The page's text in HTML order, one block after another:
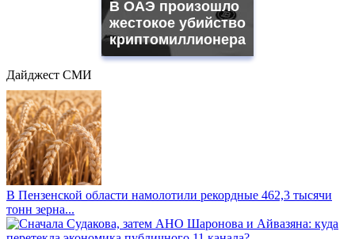
В ОАЭ произошло
жестокое убийство
криптомиллионера
Дайджест СМИ
В Пензенской области намолотили рекордные 462,3 тысячи
тонн зерна...